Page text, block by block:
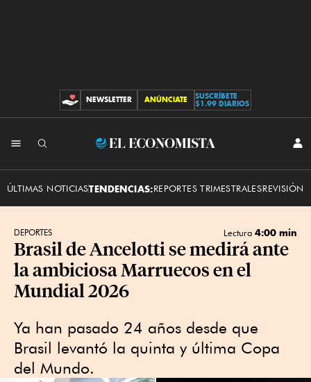
CONTRIBUCIONES
NEWSLETTER ANÚNCIATE
SUSCRÍBETE
$1.99 DIARIOS
El
ÚLTIMAS NOTICIASTENDENCIAS:REPORTES TRIMESTRALESREVISIÓN
DEPORTES Lectura 4:00 min
Brasil de Ancelotti se medirá ante
la ambiciosa Marruecos en el
Mundial 2026
Ya han pasado 24 años desde que
Brasil levantó la quinta y última Copa
del Mundo.